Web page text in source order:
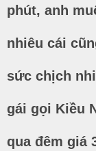
phút, anh
nhiêu cái
sức chịch
gái gọi Kiều
qua đêm giá